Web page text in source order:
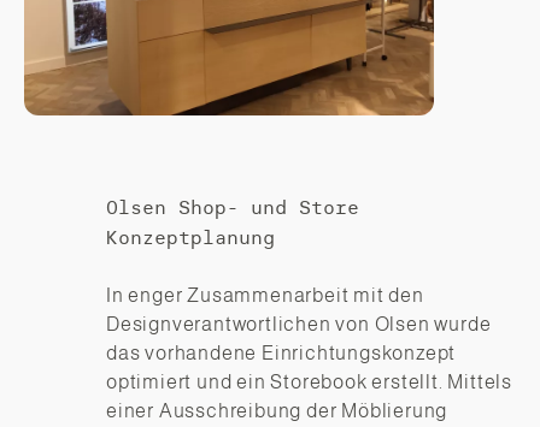
Olsen Shop- und Store
Konzeptplanung
In enger Zusammenarbeit mit den
Designverantwortlichen von Olsen wurde
das vorhandene Einrichtungskonzept
optimiert und ein Storebook erstellt. Mittels
einer Ausschreibung der Möblierung